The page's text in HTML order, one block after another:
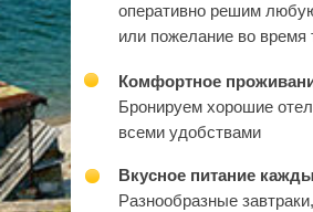
оперативно решим
или пожелание во время
Комфортное
Бронируем хорошие
всеми удобствами
Вкусное питание
Разнообразные